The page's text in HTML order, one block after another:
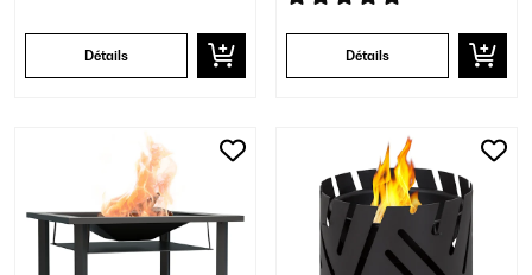
Détails Détails